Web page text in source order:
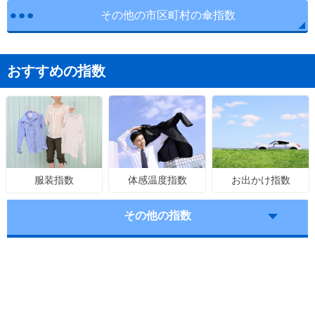
その他の市区町村の傘指数
おすすめの指数
服装指数 体感温度指数 お出かけ指数
その他の指数